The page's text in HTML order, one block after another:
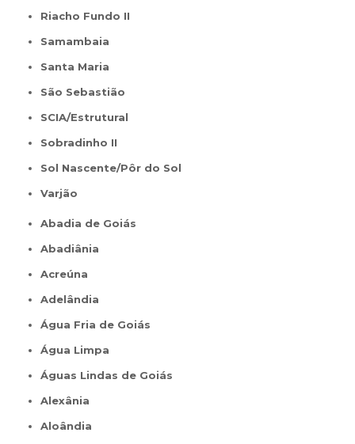
Riacho Fundo II
Samambaia
Santa Maria
São Sebastião
SCIA/Estrutural
Sobradinho II
Sol Nascente/Pôr do Sol
Varjão
Abadia de Goiás
Abadiânia
Acreúna
Adelândia
Água Fria de Goiás
Água Limpa
Águas Lindas de Goiás
Alexânia
Aloândia